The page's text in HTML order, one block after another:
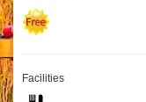
Facilities